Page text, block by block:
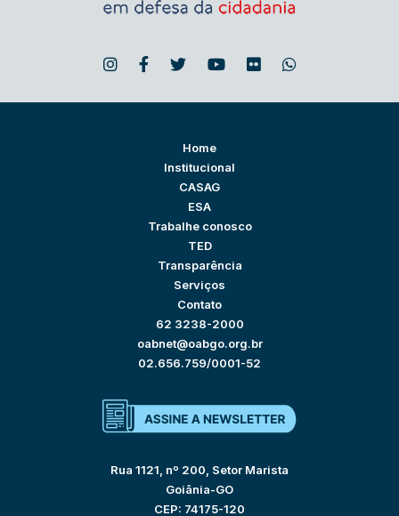
Home
Institucional
CASAG
ESA
Trabalhe conosco
TED
Transparência
Serviços
Contato
62 3238-2000
oabnet@oabgo.org.br
02.656.759/0001-52
Rua 1121, nº 200, Setor Marista
Goiânia-GO
CEP: 74175-120